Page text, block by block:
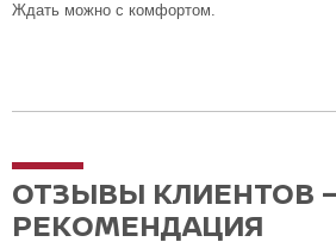
Ждать можно с комфортом.
ОТЗЫВЫ КЛИЕНТОВ
РЕКОМЕНДАЦИЯ